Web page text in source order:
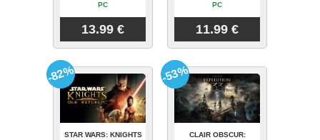
PC
13.99 €
PC
11.99 €
STAR WARS: KNIGHTS
-82%
CLAIR OBSCUR:
-53%